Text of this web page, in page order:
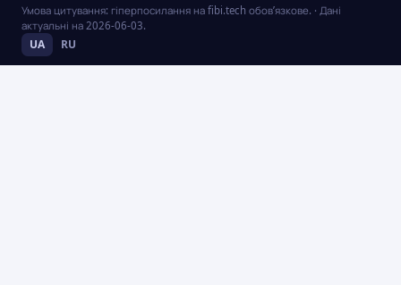
Умова цитування: гіперпосилання на fibi.tech обов’язкове. · Дані
актуальні на 2026-06-03.
UA RU